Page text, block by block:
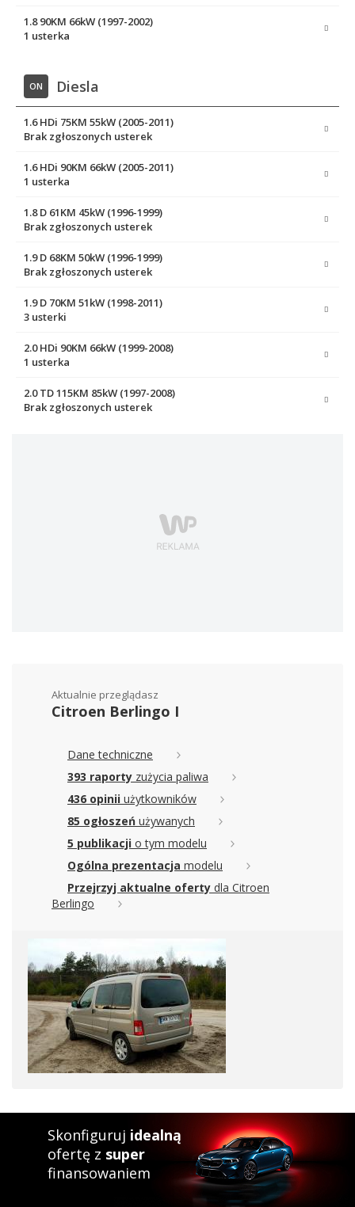
1.8 90KM 66kW (1997-2002)
1 usterka
ON Diesla
1.6 HDi 75KM 55kW (2005-2011)
Brak zgłoszonych usterek
1.6 HDi 90KM 66kW (2005-2011)
1 usterka
1.8 D 61KM 45kW (1996-1999)
Brak zgłoszonych usterek
1.9 D 68KM 50kW (1996-1999)
Brak zgłoszonych usterek
1.9 D 70KM 51kW (1998-2011)
3 usterki
2.0 HDi 90KM 66kW (1999-2008)
1 usterka
2.0 TD 115KM 85kW (1997-2008)
Brak zgłoszonych usterek
Aktualnie przeglądasz
Citroen Berlingo I
Dane techniczne
393 raporty zużycia paliwa
436 opinii użytkowników
85 ogłoszeń używanych
5 publikacji o tym modelu
Ogólna prezentacja modelu
Przejrzyj aktualne oferty dla Citroen
Berlingo
Skonfiguruj idealną
ofertę z super
finansowaniem